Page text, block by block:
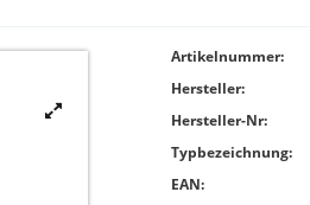

Artikelnummer:
Hersteller:
Hersteller-Nr:
Typbezeichnung:
EAN: